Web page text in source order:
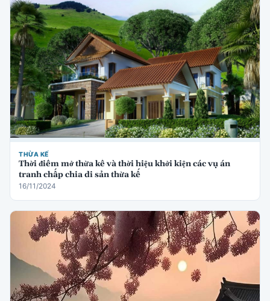
THỪA KẾ
Thời điểm mở thừa kế và thời hiệu khởi kiện các vụ án
tranh chấp chia di sản thừa kế
16/11/2024